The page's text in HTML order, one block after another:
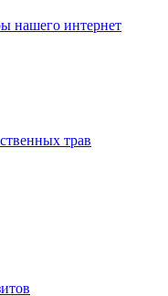
нашего интернет
трав